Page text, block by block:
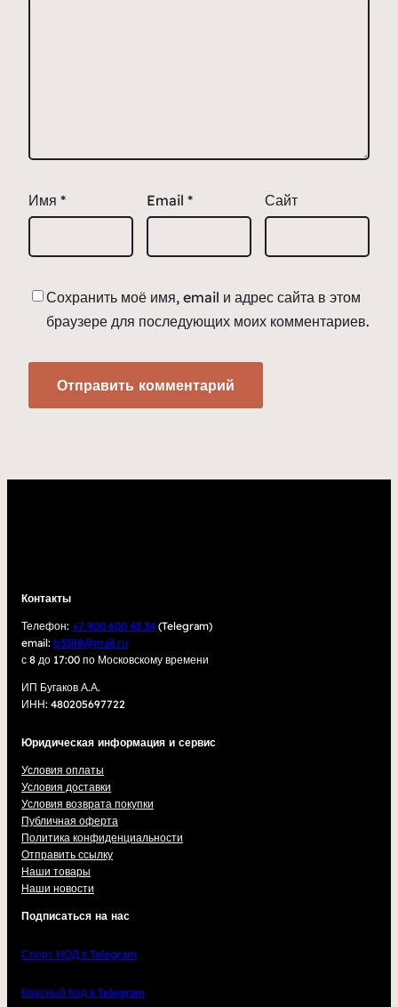
Имя * Email * Сайт
Сохранить моё имя, email и адрес сайта в этом
браузере для последующих моих комментариев.
Контакты
Телефон: +7 900 600 43 34 (Telegram)
email: b3388@mail.ru
с 8 до 17:00 по Московскому времени
ИП Бугаков А.А.
ИНН: 480205697722
Юридическая информация и сервис
Условия оплаты
Условия доставки
Условия возврата покупки
Публичная оферта
Политика конфиденциальности
Отправить ссылку
Наши товары
Наши новости
Подписаться на нас
Спорт НОД в Telegram
Красный Код в Telegram